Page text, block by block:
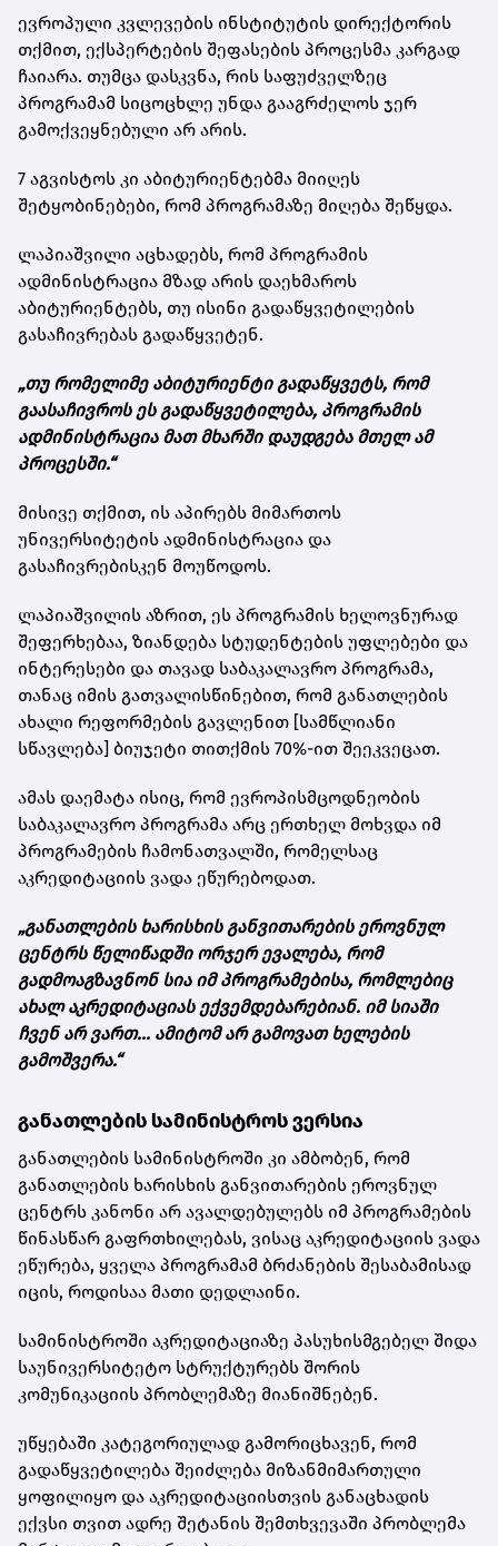
ევროპული კვლევების ინსტიტუტის დირექტორის
თქმით, ექსპერტების შეფასების პროცესმა კარგად
ჩაიარა. თუმცა დასკვნა, რის საფუძველზეც
პროგრამამ სიცოცხლე უნდა გააგრძელოს ჯერ
გამოქვეყნებული არ არის.
7 აგვისტოს კი აბიტურიენტებმა მიიღეს
შეტყობინებები, რომ პროგრამაზე მიღება შეწყდა.
ლაპიაშვილი აცხადებს, რომ პროგრამის
ადმინისტრაცია მზად არის დაეხმაროს
აბიტურიენტებს, თუ ისინი გადაწყვეტილების
გასაჩივრებას გადაწყვეტენ.
„თუ რომელიმე აბიტურიენტი გადაწყვეტს, რომ
გაასაჩივროს ეს გადაწყვეტილება, პროგრამის
ადმინისტრაცია მათ მხარში დაუდგება მთელ ამ
პროცესში.“
მისივე თქმით, ის აპირებს მიმართოს
უნივერსიტეტის ადმინისტრაცია და
გასაჩივრებისკენ მოუწოდოს.
ლაპიაშვილის აზრით, ეს პროგრამის ხელოვნურად
შეფერხებაა, ზიანდება სტუდენტების უფლებები და
ინტერესები და თავად საბაკალავრო პროგრამა,
თანაც იმის გათვალისწინებით, რომ განათლების
ახალი რეფორმების გავლენით [სამწლიანი
სწავლება] ბიუჯეტი თითქმის 70%-ით შეეკვეცათ.
ამას დაემატა ისიც, რომ ევროპისმცოდნეობის
საბაკალავრო პროგრამა არც ერთხელ მოხვდა იმ
პროგრამების ჩამონათვალში, რომელსაც
აკრედიტაციის ვადა ეწურებოდათ.
„განათლების ხარისხის განვითარების ეროვნულ
ცენტრს წელიწადში ორჯერ ევალება, რომ
გადმოაგზავნონ სია იმ პროგრამებისა, რომლებიც
ახალ აკრედიტაციას ექვემდებარებიან. იმ სიაში
ჩვენ არ ვართ... ამიტომ არ გამოვათ ხელების
გამოშვერა.“
განათლების სამინისტროს ვერსია
განათლების სამინისტროში კი ამბობენ, რომ
განათლების ხარისხის განვითარების ეროვნულ
ცენტრს კანონი არ ავალდებულებს იმ პროგრამების
წინასწარ გაფრთხილებას, ვისაც აკრედიტაციის ვადა
ეწურება, ყველა პროგრამამ ბრძანების შესაბამისად
იცის, როდისაა მათი დედლაინი.
სამინისტროში აკრედიტაციაზე პასუხისმგებელ შიდა
საუნივერსიტეტო სტრუქტურებს შორის
კომუნიკაციის პრობლემაზე მიანიშნებენ.
უწყებაში კატეგორიულად გამორიცხავენ, რომ
გადაწყვეტილება შეიძლება მიზანმიმართული
ყოფილიყო და აკრედიტაციისთვის განაცხადის
ექვსი თვით ადრე შეტანის შემთხვევაში პრობლემა